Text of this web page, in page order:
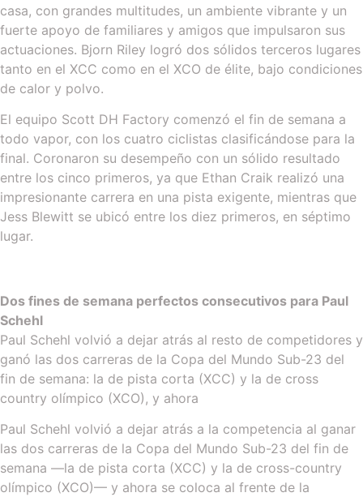
casa, con grandes multitudes, un ambiente vibrante y un
fuerte apoyo de familiares y amigos que impulsaron sus
actuaciones. Bjorn Riley logró dos sólidos terceros lugares
tanto en el XCC como en el XCO de élite, bajo condiciones
de calor y polvo.
El equipo Scott DH Factory comenzó el fin de semana a
todo vapor, con los cuatro ciclistas clasificándose para la
final. Coronaron su desempeño con un sólido resultado
entre los cinco primeros, ya que Ethan Craik realizó una
impresionante carrera en una pista exigente, mientras que
Jess Blewitt se ubicó entre los diez primeros, en séptimo
lugar.
Dos fines de semana perfectos consecutivos para Paul
Schehl
Paul Schehl volvió a dejar atrás al resto de competidores y
ganó las dos carreras de la Copa del Mundo Sub-23 del
fin de semana: la de pista corta (XCC) y la de cross
country olímpico (XCO), y ahora
Paul Schehl volvió a dejar atrás a la competencia al ganar
las dos carreras de la Copa del Mundo Sub-23 del fin de
semana —la de pista corta (XCC) y la de cross-country
olímpico (XCO)— y ahora se coloca al frente de la